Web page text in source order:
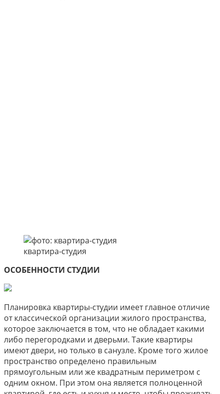
квартира-студия
ОСОБЕННОСТИ СТУДИИ
Планировка квартиры-студии имеет главное отличие
от классической организации жилого пространства,
которое заключается в том, что не обладает какими
либо перегородками и дверьми. Такие квартиры
имеют двери, но только в санузле. Кроме того жилое
пространство определено правильным
прямоугольным или же квадратным периметром с
одним окном. При этом она является полноценной